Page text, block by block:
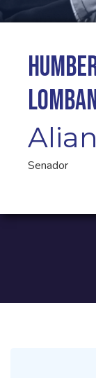
Senador